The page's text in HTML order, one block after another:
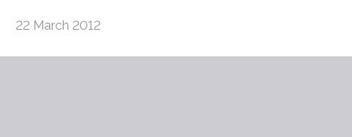
22 March 2012